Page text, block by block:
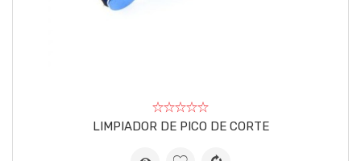
LIMPIADOR DE PICO DE CORTE